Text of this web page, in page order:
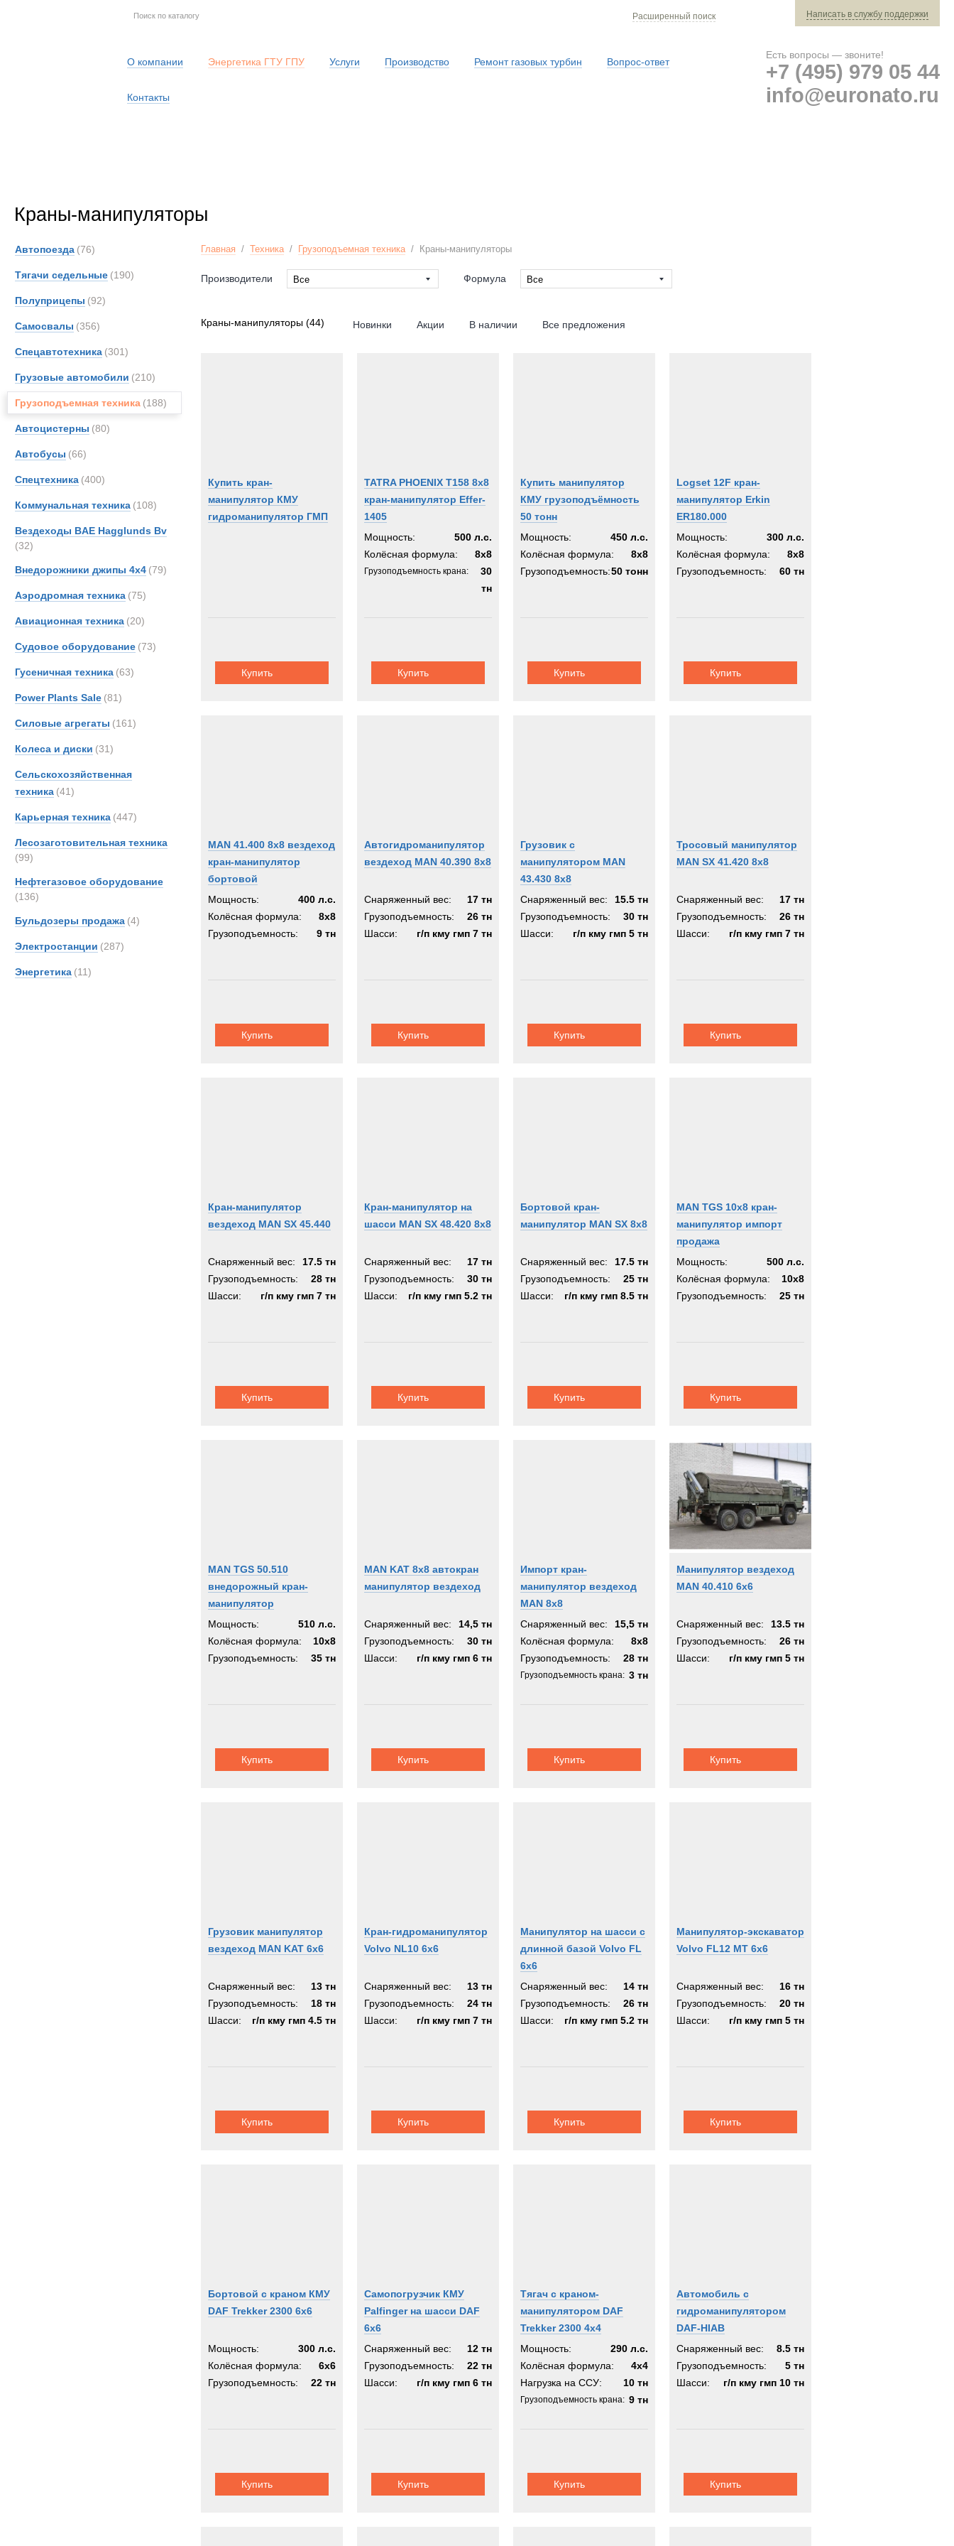
Расширенный поиск Написать в службу поддержки
О компании Энергетика ГТУ ГПУ Услуги Производство Ремонт газовых турбин Вопрос-ответ
Контакты
Есть вопросы — звоните!
+7 (495) 979 05 44
info@euronato.ru
Краны-манипуляторы
Автопоезда (76)
Тягачи седельные (190)
Полуприцепы (92)
Самосвалы (356)
Спецавтотехника (301)
Грузовые автомобили (210)
Грузоподъемная техника (188)
Автоцистерны (80)
Автобусы (66)
Спецтехника (400)
Коммунальная техника (108)
Вездеходы BAE Hagglunds Bv
(32)
Внедорожники джипы 4х4 (79)
Аэродромная техника (75)
Авиационная техника (20)
Судовое оборудование (73)
Гусеничная техника (63)
Power Plants Sale (81)
Силовые агрегаты (161)
Колеса и диски (31)
Сельскохозяйственная
техника (41)
Карьерная техника (447)
Лесозаготовительная техника
(99)
Нефтегазовое оборудование
(136)
Бульдозеры продажа (4)
Электростанции (287)
Энергетика (11)
Главная / Техника/ Грузоподъемная техника/ Краны-манипуляторы
Производители
Все
Bedford
Формула
Все
Краны-манипуляторы (44) Новинки Акции В наличии Все предложения
Купить кран-
манипулятор КМУ
гидроманипулятор ГМП
Купить
TATRA PHOENIX T158 8x8
кран-манипулятор Effer-
1405
Мощность:
500 л.с.
Колёсная формула:
8x8
Грузоподъемность крана:
30
тн
Купить
Купить манипулятор
КМУ грузоподъёмность
50 тонн
Мощность:
450 л.с.
Колёсная формула:
8x8
Грузоподъемность:50 тонн
Купить
Logset 12F кран-
манипулятор Erkin
ER180.000
Мощность:
300 л.с.
Колёсная формула:
8x8
Грузоподъемность:
60 тн
Купить
MAN 41.400 8x8 вездеход
кран-манипулятор
бортовой
Мощность:
400 л.с.
Колёсная формула:
8x8
Грузоподъемность:
9 тн
Купить
Автогидроманипулятор
вездеход MAN 40.390 8x8
Снаряженный вес:
17 тн
Грузоподъемность:
26 тн
Шасси:
г/п кму гмп 7 тн
Купить
Грузовик с
манипулятором MAN
43.430 8x8
Снаряженный вес:
15.5 тн
Грузоподъемность:
30 тн
Шасси:
г/п кму гмп 5 тн
Купить
Тросовый манипулятор
MAN SX 41.420 8x8
Снаряженный вес:
17 тн
Грузоподъемность:
26 тн
Шасси:
г/п кму гмп 7 тн
Купить
Кран-манипулятор
вездеход MAN SX 45.440
Снаряженный вес:
17.5 тн
Грузоподъемность:
28 тн
Шасси:
г/п кму гмп 7 тн
Купить
Кран-манипулятор на
шасси MAN SX 48.420 8x8
Снаряженный вес:
17 тн
Грузоподъемность:
30 тн
Шасси:
г/п кму гмп 5.2 тн
Купить
Бортовой кран-
манипулятор MAN SX 8x8
Снаряженный вес:
17.5 тн
Грузоподъемность:
25 тн
Шасси:
г/п кму гмп 8.5 тн
Купить
MAN TGS 10x8 кран-
манипулятор импорт
продажа
Мощность:
500 л.с.
Колёсная формула:
10х8
Грузоподъемность:
25 тн
Купить
MAN TGS 50.510
внедорожный кран-
манипулятор
Мощность:
510 л.с.
Колёсная формула:
10х8
Грузоподъемность:
35 тн
Купить
MAN KAT 8x8 автокран
манипулятор вездеход
Снаряженный вес:
14,5 тн
Грузоподъемность:
30 тн
Шасси:
г/п кму гмп 6 тн
Купить
Импорт кран-
манипулятор вездеход
MAN 8x8
Снаряженный вес:
15,5 тн
Колёсная формула:
8x8
Грузоподъемность:
28 тн
Грузоподъемность крана: 3 тн
Купить
Манипулятор вездеход
MAN 40.410 6x6
Снаряженный вес:
13.5 тн
Грузоподъемность:
26 тн
Шасси:
г/п кму гмп 5 тн
Купить
Грузовик манипулятор
вездеход MAN KAT 6x6
Снаряженный вес:
13 тн
Грузоподъемность:
18 тн
Шасси:
г/п кму гмп 4.5 тн
Купить
Кран-гидроманипулятор
Volvo NL10 6x6
Снаряженный вес:
13 тн
Грузоподъемность:
24 тн
Шасси:
г/п кму гмп 7 тн
Купить
Манипулятор на шасси с
длинной базой Volvo FL
6x6
Снаряженный вес:
14 тн
Грузоподъемность:
26 тн
Шасси:
г/п кму гмп 5.2 тн
Купить
Манипулятор-экскаватор
Volvo FL12 MT 6x6
Снаряженный вес:
16 тн
Грузоподъемность:
20 тн
Шасси:
г/п кму гмп 5 тн
Купить
Бортовой с краном КМУ
DAF Trekker 2300 6x6
Мощность:
300 л.с.
Колёсная формула:
6x6
Грузоподъемность:
22 тн
Купить
Самопогрузчик КМУ
Palfinger на шасси DAF
6x6
Снаряженный вес:
12 тн
Грузоподъемность:
22 тн
Шасси:
г/п кму гмп 6 тн
Купить
Тягач с краном-
манипулятором DAF
Trekker 2300 4x4
Мощность:
290 л.с.
Колёсная формула:
4x4
Нагрузка на ССУ:
10 тн
Грузоподъемность крана: 9 тн
Купить
Автомобиль с
гидроманипулятором
DAF-HIAB
Снаряженный вес:
8.5 тн
Грузоподъемность:
5 тн
Шасси:
г/п кму гмп 10 тн
Купить